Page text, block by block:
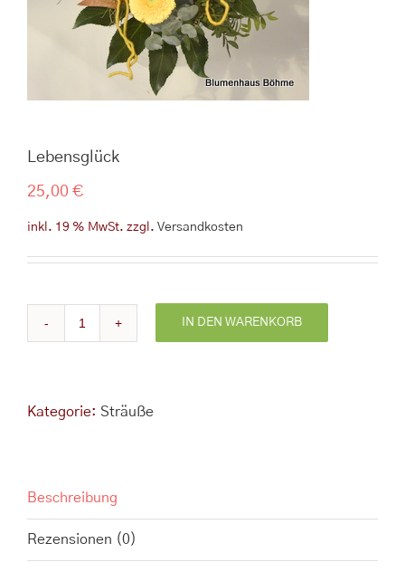
Lebensglück
25,00 €
inkl. 19 % MwSt. zzgl. Versandkosten
IN DEN WARENKORB
Kategorie: Sträuße
Beschreibung
Rezensionen (0)